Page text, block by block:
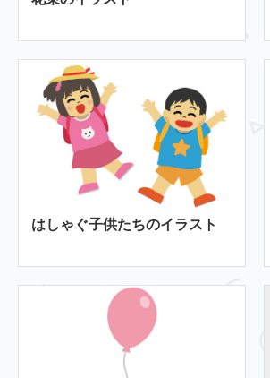
はしゃぐ子供たちのイラスト